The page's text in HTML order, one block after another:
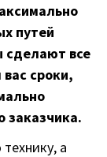
путей
сделают все
сроки,
заказчика.
а